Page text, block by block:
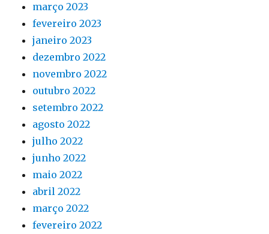
março 2023
fevereiro 2023
janeiro 2023
dezembro 2022
novembro 2022
outubro 2022
setembro 2022
agosto 2022
julho 2022
junho 2022
maio 2022
abril 2022
março 2022
fevereiro 2022